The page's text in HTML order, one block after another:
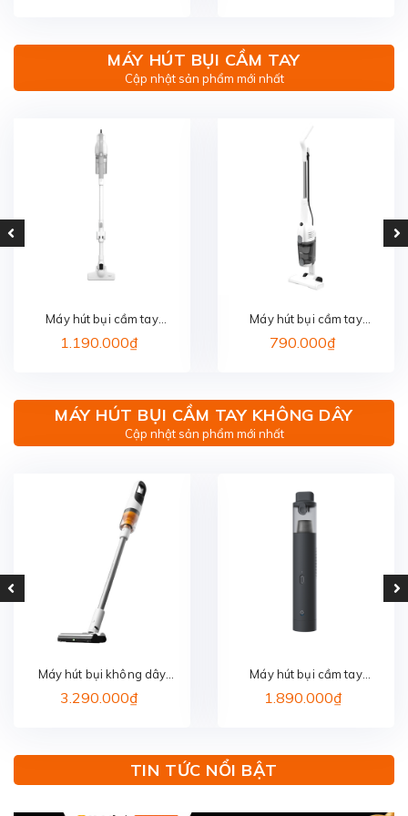
MÁY HÚT BỤI CẦM TAY
Cập nhật sản phẩm mới nhất
Máy hút bụi cầm tay
AQUA AQS-CCXL8R(W)-
1.190.000₫
Máy hút bụi cầm tay
AQUA AQS-
790.000₫
MÁY HÚT BỤI CẦM TAY KHÔNG DÂY
Cập nhật sản phẩm mới nhất
Máy hút bụi không dây
DEERMA VCAD11A
3.290.000₫
Máy hút bụi cầm tay
LYDSTO HD-SCXCCQ02
1.890.000₫
TIN TỨC NỔI BẬT